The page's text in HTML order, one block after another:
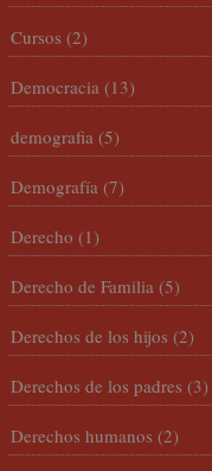
Cursos (2)
Democracia (13)
demografia (5)
Demografía (7)
Derecho (1)
Derecho de Familia (5)
Derechos de los hijos (2)
Derechos de los padres (3)
Derechos humanos (2)